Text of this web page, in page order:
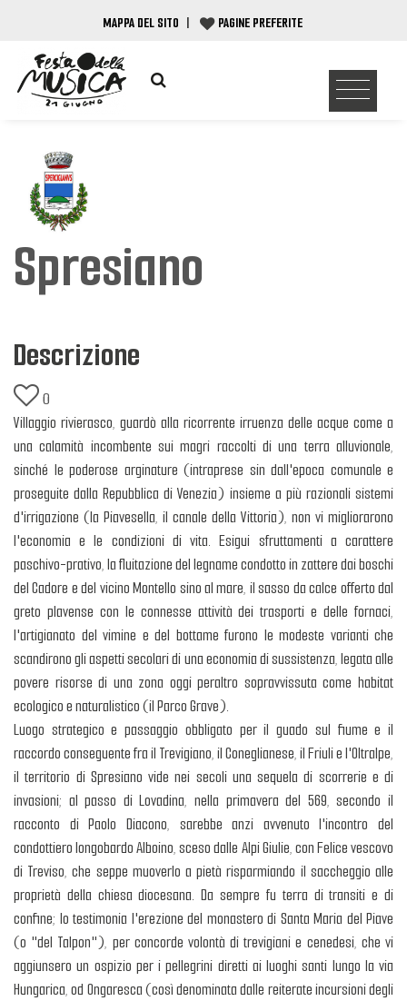
MAPPA DEL SITO | PAGINE PREFERITE
Spresiano
Descrizione
0
Villaggio rivierasco, guardò alla ricorrente irruenza delle acque come a
una calamità incombente sui magri raccolti di una terra alluvionale,
sinché le poderose arginature (intraprese sin dall'epoca comunale e
proseguite dalla Repubblica di Venezia) insieme a più razionali sistemi
d'irrigazione (la Piavesella, il canale della Vittoria), non vi migliorarono
l'economia e le condizioni di vita. Esigui sfruttamenti a carattere
paschivo-prativo, la fluitazione del legname condotto in zattere dai boschi
del Cadore e del vicino Montello sino al mare, il sasso da calce offerto dal
greto plavense con le connesse attività dei trasporti e delle fornaci,
l'artigianato del vimine e del bottame furono le modeste varianti che
scandirono gli aspetti secolari di una economia di sussistenza, legata alle
povere risorse di una zona oggi peraltro sopravvissuta come habitat
ecologico e naturalistico (il Parco Grave).
Luogo strategico e passaggio obbligato per il guado sul fiume e il
raccordo conseguente fra il Trevigiano, il Coneglianese, il Friuli e l'Oltralpe,
il territorio di Spresiano vide nei secoli una sequela di scorrerie e di
invasioni; al passo di Lovadina, nella primavera del 569, secondo il
racconto di Paolo Diacono, sarebbe anzi avvenuto l'incontro del
condottiero longobardo Alboino, sceso dalle Alpi Giulie, con Felice vescovo
di Treviso, che seppe muoverlo a pietà risparmiando il saccheggio alle
proprietà della chiesa diocesana. Da sempre fu terra di transiti e di
confine; lo testimonia l'erezione del monastero di Santa Maria del Piave
(o "del Talpon"), per concorde volontà di trevigiani e cenedesi, che vi
aggiunsero un ospizio per i pellegrini diretti ai luoghi santi lungo la via
Hungarica, od Ongaresca (così denominata dalle reiterate incursioni degli